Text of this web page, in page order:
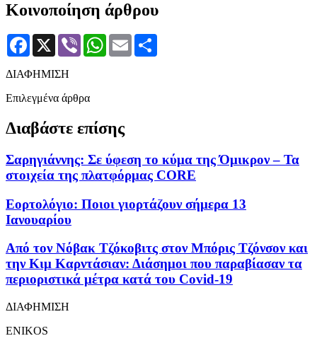
Κοινοποίηση άρθρου
Facebook
X Viber WhatsApp
Email
ΔΙΑΦΗΜΙΣΗ
Επιλεγμένα άρθρα
Διαβάστε επίσης
Σαρηγιάννης: Σε ύφεση το κύμα της Όμικρον – Τα
στοιχεία της πλατφόρμας CORE
Εορτολόγιο: Ποιοι γιορτάζουν σήμερα 13
Ιανουαρίου
Από τον Νόβακ Τζόκοβιτς στον Μπόρις Τζόνσον και
την Κιμ Καρντάσιαν: Διάσημοι που παραβίασαν τα
περιοριστικά μέτρα κατά του Covid-19
ΔΙΑΦΗΜΙΣΗ
ENIKOS